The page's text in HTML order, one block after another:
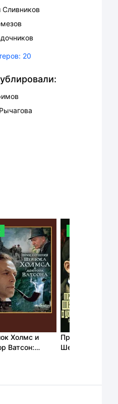
Сливников
20
Холмс и
Ватсон:
Приключения
Шерлока